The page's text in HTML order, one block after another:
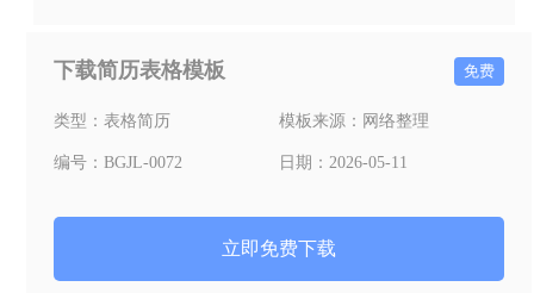
下载简历表格模板 免费
类型：表格简历 模板来源： 网络整理
编号：BGJL-0072 日期：2026-05-11
立即免费下载